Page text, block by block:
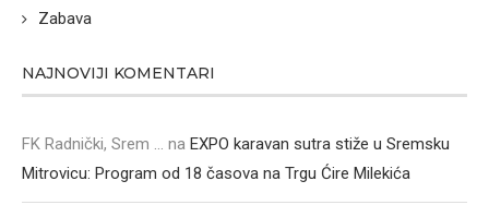
Zabava
NAJNOVIJI KOMENTARI
FK Radnički, Srem ... na EXPO karavan sutra stiže u Sremsku
Mitrovicu: Program od 18 časova na Trgu Ćire Milekića